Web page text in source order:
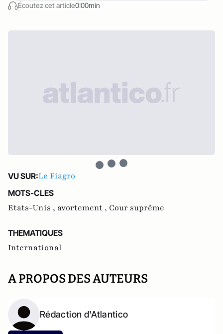
Écoutez cet article0:00min
VU SUR:Le Fiagro
MOTS-CLES
Etats-Unis , avortement , Cour suprême
THEMATIQUES
International
A PROPOS DES AUTEURS
Rédaction d'Atlantico